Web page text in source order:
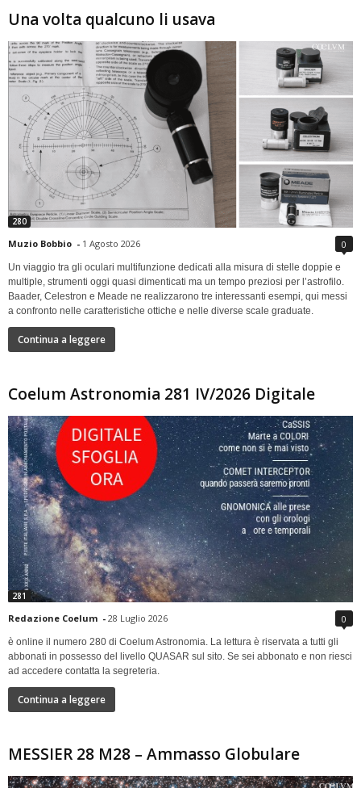
Una volta qualcuno li usava
280
Muzio Bobbio - 1 Agosto 2026 0
Un viaggio tra gli oculari multifunzione dedicati alla misura di stelle doppie e
multiple, strumenti oggi quasi dimenticati ma un tempo preziosi per l’astrofilo.
Baader, Celestron e Meade ne realizzarono tre interessanti esempi, qui messi
a confronto nelle caratteristiche ottiche e nelle diverse scale graduate.
Continua a leggere
Coelum Astronomia 281 IV/2026 Digitale
281
Redazione Coelum - 28 Luglio 2026 0
è online il numero 280 di Coelum Astronomia. La lettura è riservata a tutti gli
abbonati in possesso del livello QUASAR sul sito. Se sei abbonato e non riesci
ad accedere contatta la segreteria.
Continua a leggere
MESSIER 28 M28 – Ammasso Globulare